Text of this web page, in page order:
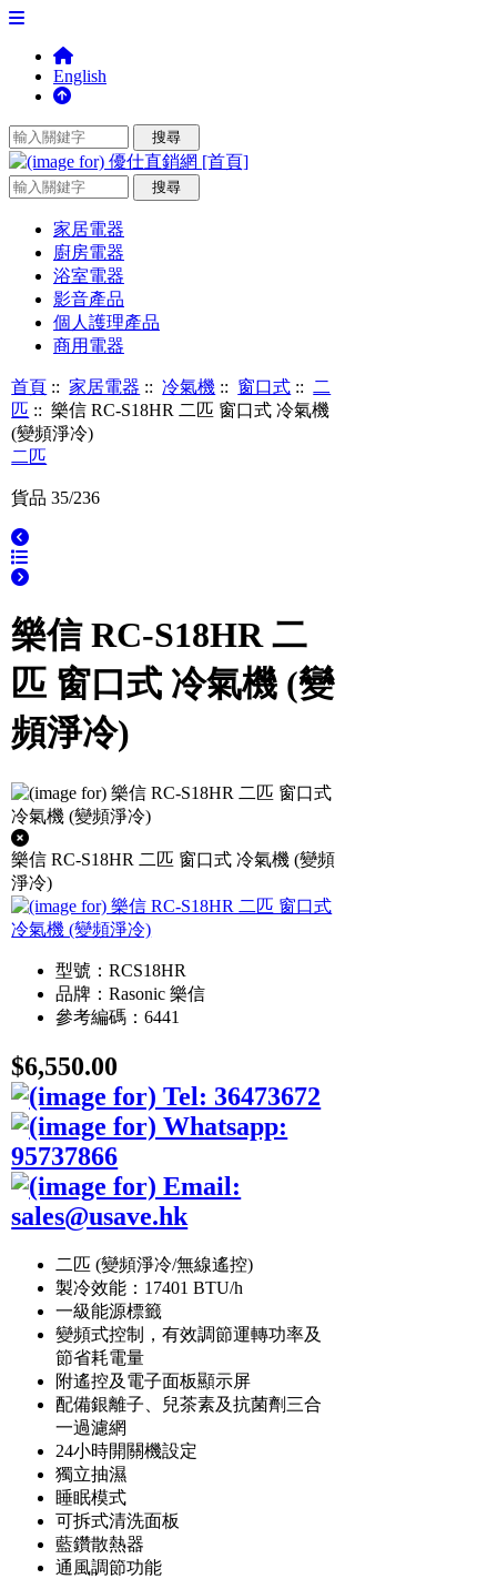
English
家居電器
廚房電器
浴室電器
影音產品
個人護理產品
商用電器
首頁 ::家居電器 ::冷氣機 :: 窗口式 ::
二
匹 :: 樂信 RC-S18HR 二匹 窗口式 冷氣機
(變頻淨冷)
二匹
貨品 35/236
樂信 RC-S18HR 二
匹 窗口式 冷氣機 (變
頻淨冷)
樂信 RC-S18HR 二匹 窗口式 冷氣機 (變頻
淨冷)
型號：RCS18HR
品牌：Rasonic 樂信
參考編碼：6441
$6,550.00
二匹 (變頻淨冷/無線遙控)
製冷效能：17401 BTU/h
一級能源標籤
變頻式控制，有效調節運轉功率及
節省耗電量
附遙控及電子面板顯示屏
配備銀離子、兒茶素及抗菌劑三合
一過濾網
24小時開關機設定
獨立抽濕
睡眠模式
可拆式清洗面板
藍鑽散熱器
通風調節功能